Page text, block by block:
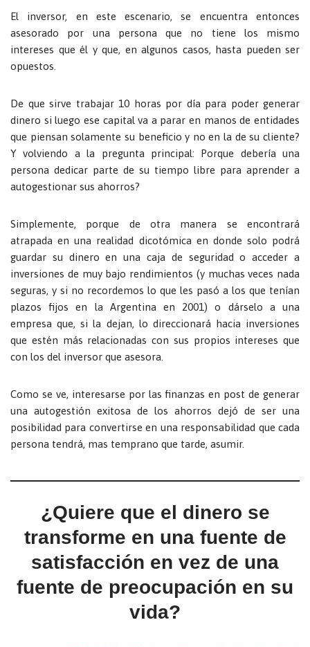
El inversor, en este escenario, se encuentra entonces
asesorado por una persona que no tiene los mismo
intereses que él y que, en algunos casos, hasta pueden ser
opuestos.
De que sirve trabajar 10 horas por día para poder generar
dinero si luego ese capital va a parar en manos de entidades
que piensan solamente su beneficio y no en la de su cliente?
Y volviendo a la pregunta principal: Porque debería una
persona dedicar parte de su tiempo libre para aprender a
autogestionar sus ahorros?
Simplemente, porque de otra manera se encontrará
atrapada en una realidad dicotómica en donde solo podrá
guardar su dinero en una caja de seguridad o acceder a
inversiones de muy bajo rendimientos (y muchas veces nada
seguras, y si no recordemos lo que les pasó a los que tenían
plazos fijos en la Argentina en 2001) o dárselo a una
empresa que, si la dejan, lo direccionará hacia inversiones
que estén más relacionadas con sus propios intereses que
con los del inversor que asesora.
Como se ve, interesarse por las finanzas en post de generar
una autogestión exitosa de los ahorros dejó de ser una
posibilidad para convertirse en una responsabilidad que cada
persona tendrá, mas temprano que tarde, asumir.
¿Quiere que el dinero se
transforme en una fuente de
satisfacción en vez de una
fuente de preocupación en su
vida?